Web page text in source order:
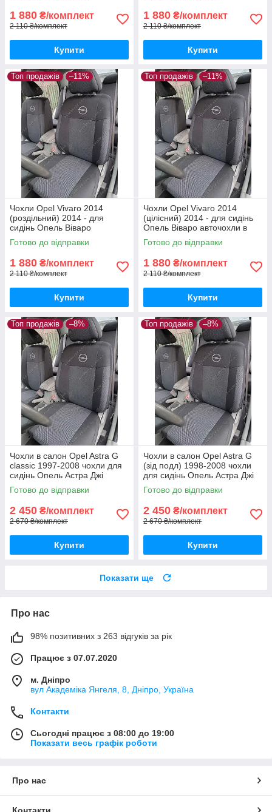
1 880 ₴/комплект
2 110 ₴/комплект
Купити
1 880 ₴/комплект
2 110 ₴/комплект
Купити
Топ продажів –11%
Чохли Opel Vivaro 2014
(роздільний) 2014 - для
сидінь Опель Віваро
авточохли в салон якість
Готово до відправки
1 880 ₴/комплект
2 110 ₴/комплект
Купити
Топ продажів –11%
Чохли Opel Vivaro 2014
(цілісний) 2014 - для сидінь
Опель Віваро авточохли в
салон якість
Готово до відправки
1 880 ₴/комплект
2 110 ₴/комплект
Купити
Топ продажів –8%
Чохли в салон Opel Astra G
classic 1997-2008 чохли для
сидінь Опель Астра Джі
классік авто чохли Opel Astra
G
Готово до відправки
2 450 ₴/комплект
2 670 ₴/комплект
Купити
Топ продажів –8%
Чохли в салон Opel Astra G
(зід подл) 1998-2008 чохли
для сидінь Опель Астра Джі
авто чохли Opel Astra G
Готово до відправки
2 450 ₴/комплект
2 670 ₴/комплект
Купити
Показати ще
Про нас
98% позитивних з 263 відгуків за рік
Працює з 07.07.2020
м. Дніпро
вул Академіка Янгеля, 8, Дніпро, Україна
Контакти
Сьогодні працює з 08:00 до 19:00
Показати весь графік роботи
Про нас